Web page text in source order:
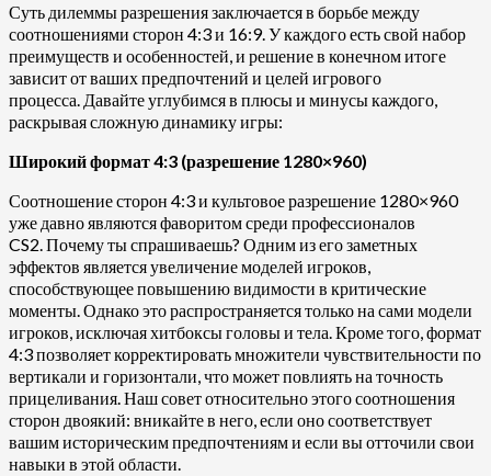
Суть дилеммы разрешения заключается в борьбе между
соотношениями сторон 4:3 и 16:9. У каждого есть свой набор
преимуществ и особенностей, и решение в конечном итоге
зависит от ваших предпочтений и целей игрового
процесса. Давайте углубимся в плюсы и минусы каждого,
раскрывая сложную динамику игры:
Широкий формат 4:3 (разрешение 1280×960)
Соотношение сторон 4:3 и культовое разрешение 1280×960
уже давно являются фаворитом среди профессионалов
CS2. Почему ты спрашиваешь? Одним из его заметных
эффектов является увеличение моделей игроков,
способствующее повышению видимости в критические
моменты. Однако это распространяется только на сами модели
игроков, исключая хитбоксы головы и тела. Кроме того, формат
4:3 позволяет корректировать множители чувствительности по
вертикали и горизонтали, что может повлиять на точность
прицеливания. Наш совет относительно этого соотношения
сторон двоякий: вникайте в него, если оно соответствует
вашим историческим предпочтениям и если вы отточили свои
навыки в этой области.